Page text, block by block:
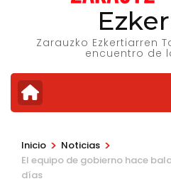
Zarauzko Ezkertiarren
encuentro de
Inicio > Noticias >
El equipo de gobierno hace
días